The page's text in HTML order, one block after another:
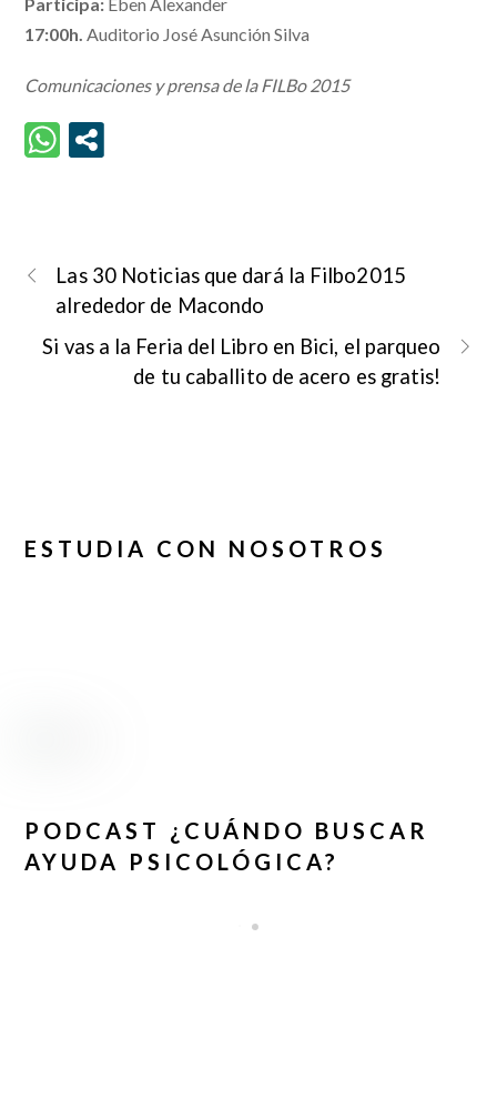
17:00h.Auditorio José Asunción Silva
Comunicaciones y prensa de la FILBo 2015
Las 30 Noticias que dará la Filbo2015
alrededor de Macondo
Si vas a la Feria del Libro en Bici, el parqueo
de tu caballito de acero es gratis!
ESTUDIA CON NOSOTROS
PODCAST ¿CUÁNDO BUSCAR
AYUDA PSICOLÓGICA?